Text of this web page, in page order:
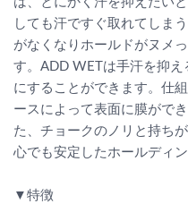
しても汗ですぐ取れてしま
がなくなりホールドがヌメ
す。ADD WETは手汗を抑
にすることができます。仕
ースによって表面に膜がで
た、チョークのノリと持ち
心でも安定したホールディ
▼特徴